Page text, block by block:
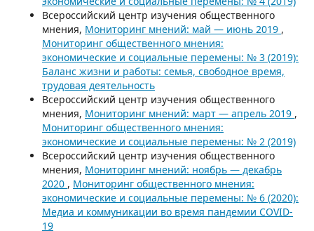
Всероссийский центр изучения общественного
мнения, Мониторинг мнений: май — июнь 2019 ,
Мониторинг общественного мнения:
экономические и социальные перемены: № 3 (2019):
Баланс жизни и работы: семья, свободное время,
трудовая деятельность
Всероссийский центр изучения общественного
мнения, Мониторинг мнений: март — апрель 2019 ,
Мониторинг общественного мнения:
экономические и социальные перемены: № 2 (2019)
Всероссийский центр изучения общественного
мнения, Мониторинг мнений: ноябрь — декабрь
2020 , Мониторинг общественного мнения:
экономические и социальные перемены: № 6 (2020):
Медиа и коммуникации во время пандемии COVID-
19